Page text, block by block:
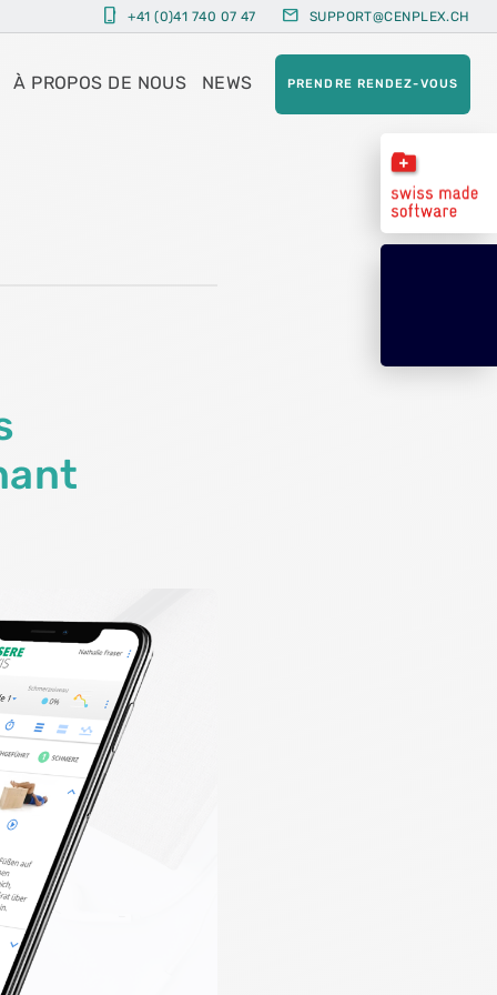
phone_iphone +41 (0)41 740 07 47 mail SUPPORT@CENPLEX.CH
À PROPOS DE NOUS NEWS PRENDRE RENDEZ-VOUS